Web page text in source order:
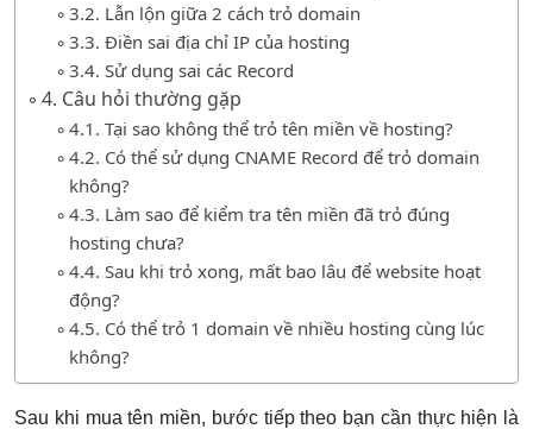
3.2. Lẫn lộn giữa 2 cách trỏ domain
3.3. Điền sai địa chỉ IP của hosting
3.4. Sử dụng sai các Record
4. Câu hỏi thường gặp
4.1. Tại sao không thể trỏ tên miền về hosting?
4.2. Có thể sử dụng CNAME Record để trỏ domain
không?
4.3. Làm sao để kiểm tra tên miền đã trỏ đúng
hosting chưa?
4.4. Sau khi trỏ xong, mất bao lâu để website hoạt
động?
4.5. Có thể trỏ 1 domain về nhiều hosting cùng lúc
không?
Sau khi mua tên miền, bước tiếp theo bạn cần thực hiện là